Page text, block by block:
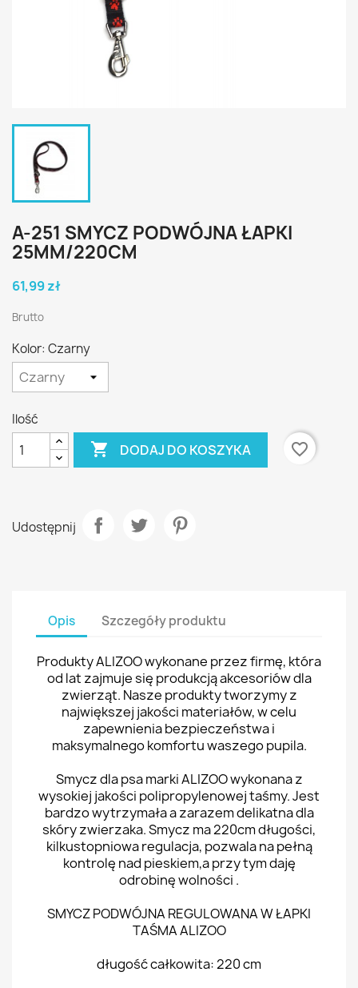
A-251 SMYCZ PODWÓJNA ŁAPKI
25MM/220CM
61,99 zł
Brutto
Kolor: Czarny
Ilość
 DODAJ DO KOSZYKA favorite_border
Udostępnij
Opis Szczegóły produktu
Produkty ALIZOO wykonane przez firmę, która
od lat zajmuje się produkcją akcesoriów dla
zwierząt. Nasze produkty tworzymy z
największej jakości materiałów, w celu
zapewnienia bezpieczeństwa i
maksymalnego komfortu waszego pupila.
Smycz dla psa marki ALIZOO wykonana z
wysokiej jakości polipropylenowej taśmy. Jest
bardzo wytrzymała a zarazem delikatna dla
skóry zwierzaka. Smycz ma 220cm długości,
kilkustopniowa regulacja, pozwala na pełną
kontrolę nad pieskiem,a przy tym daję
odrobinę wolności .
SMYCZ PODWÓJNA REGULOWANA W ŁAPKI
TAŚMA ALIZOO
długość całkowita: 220 cm